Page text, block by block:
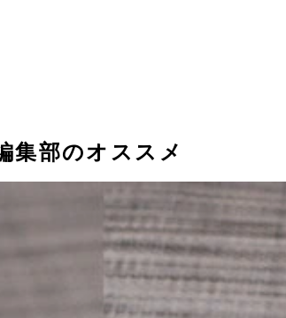
集部のオススメ